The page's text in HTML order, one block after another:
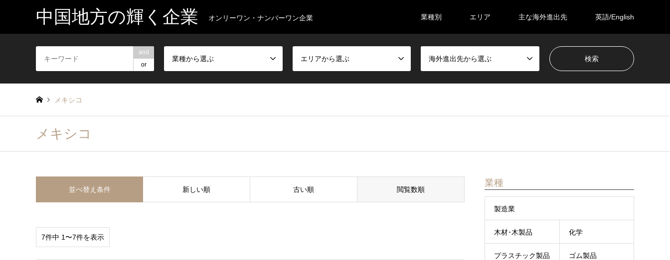
中国地方の輝く企業 オンリーワン・ナンバーワン企業 業種別 エリア 主な海外進出先 英語/English
and
or
業種から選ぶ エリアから選ぶ 海外進出先から選ぶ
メキシコ
メキシコ
並べ替え条件 新しい順 古い順 閲覧数順
7件中 1〜7件を表示
業種
製造業
木材･木製品 化学
プラスチック製品 ゴム製品